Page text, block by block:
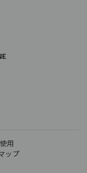
用
ップ